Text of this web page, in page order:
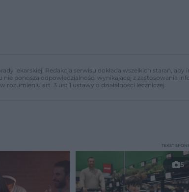
lekarskiej. Redakcja serwisu dokłada wszelkich starań,
nie ponoszą odpowiedzialności wynikającej z zastosowania
art. 3 ust 1 ustawy o działalności leczniczej.
5
TEKST